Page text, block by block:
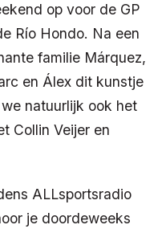
op voor de GP
Río Hondo. Na een
familie Márquez,
en Álex dit kunstje
natuurlijk ook het
Collin Veijer en
ALLsportsradio
je doordeweeks